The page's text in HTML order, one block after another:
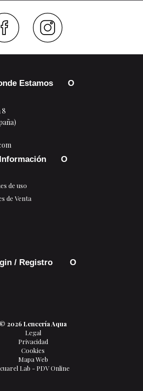
Estamos
8
Información
de uso
de Venta
/ Registro
© 2026 Lencería Aqua
Legal
Privacidad
Cookies
Mapa Web
Lab - PDV Online